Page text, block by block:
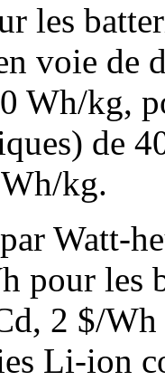
les
voie de
Wh/kg,
de
kg.
Watt-
pour les
2 $/
Li-ion